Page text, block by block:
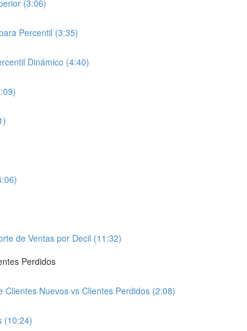
(3:06)
Percentil (3:35)
Dinámico (4:40)
de Ventas por Decil (11:32)
Perdidos
Clientes Nuevos vs Clientes Perdidos (2:08)
(10:24)